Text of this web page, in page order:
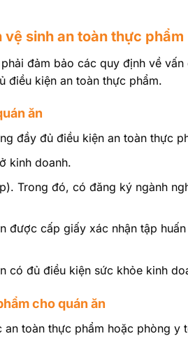
sinh an toàn thực phẩm
đảm bảo các quy định về vấn
điều kiện an toàn thực phẩm.
ăn
đầy đủ điều kiện an toàn thực
kinh doanh.
Trong đó, có đăng ký ngành
được cấp giấy xác nhận tập
có đủ điều kiện sức khỏe kinh
cho quán ăn
toàn thực phẩm hoặc phòng y